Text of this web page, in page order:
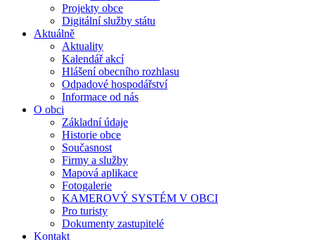
Projekty obce
Digitální služby státu
Aktuálně
Aktuality
Kalendář akcí
Hlášení obecního rozhlasu
Odpadové hospodářství
Informace od nás
O obci
Základní údaje
Historie obce
Současnost
Firmy a služby
Mapová aplikace
Fotogalerie
KAMEROVÝ SYSTÉM V OBCI
Pro turisty
Dokumenty zastupitelé
Kontakt